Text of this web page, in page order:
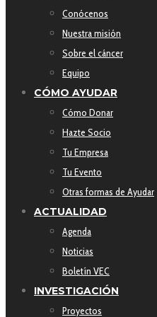
Conócenos
Nuestra misión
Sobre el cáncer
Equipo
CÓMO AYUDAR
Cómo Donar
Hazte Socio
Tu Empresa
Tu Evento
Otras formas de Ayudar
ACTUALIDAD
Agenda
Noticias
Boletín VEC
INVESTIGACIÓN
Proyectos